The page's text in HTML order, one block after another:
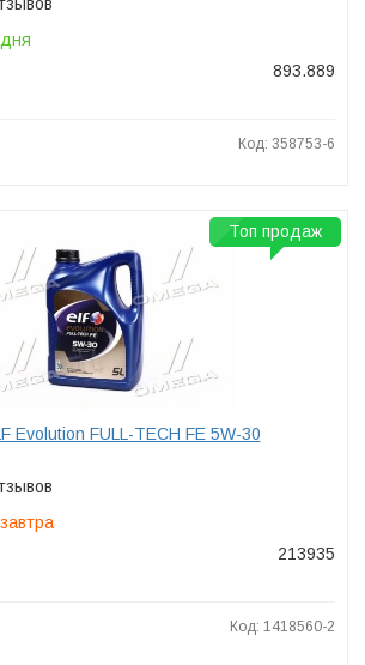
893.889
Код: 358753-6
Evolution FULL-TECH FE 5W-30
213935
Код: 1418560-2
Топ продаж